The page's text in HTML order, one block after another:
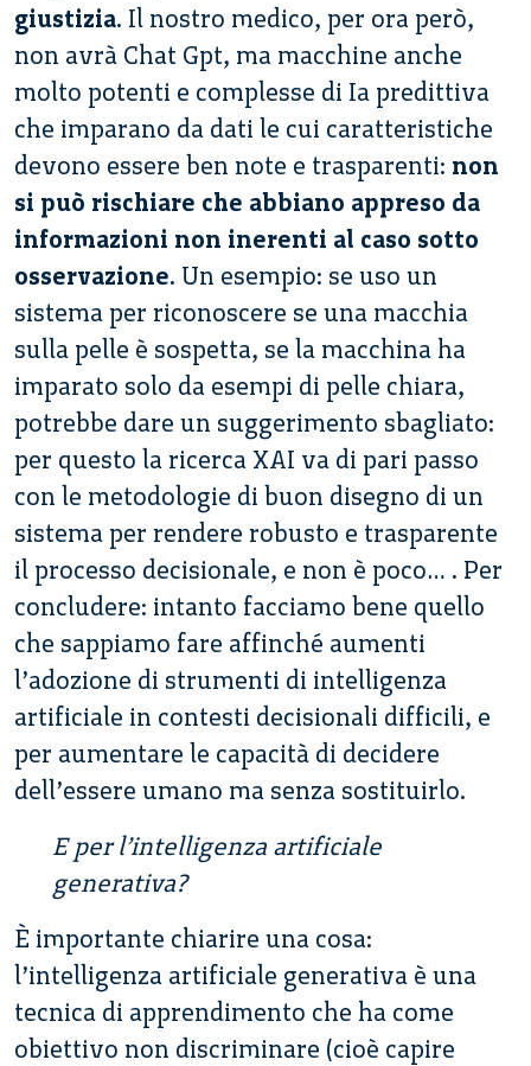
giustizia. Il nostro medico, per ora però,
non avrà Chat Gpt, ma macchine anche
molto potenti e complesse di Ia predittiva
che imparano da dati le cui caratteristiche
devono essere ben note e trasparenti: non
si può rischiare che abbiano appreso da
informazioni non inerenti al caso sotto
osservazione. Un esempio: se uso un
sistema per riconoscere se una macchia
sulla pelle è sospetta, se la macchina ha
imparato solo da esempi di pelle chiara,
potrebbe dare un suggerimento sbagliato:
per questo la ricerca XAI va di pari passo
con le metodologie di buon disegno di un
sistema per rendere robusto e trasparente
il processo decisionale, e non è poco… . Per
concludere: intanto facciamo bene quello
che sappiamo fare affinché aumenti
l’adozione di strumenti di intelligenza
artificiale in contesti decisionali difficili, e
per aumentare le capacità di decidere
dell’essere umano ma senza sostituirlo.
E per l’intelligenza artificiale
generativa?
È importante chiarire una cosa:
l’intelligenza artificiale generativa è una
tecnica di apprendimento che ha come
obiettivo non discriminare (cioè capire